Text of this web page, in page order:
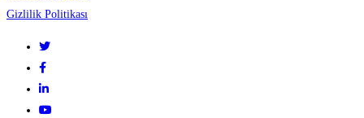
Gizlilik Politikası